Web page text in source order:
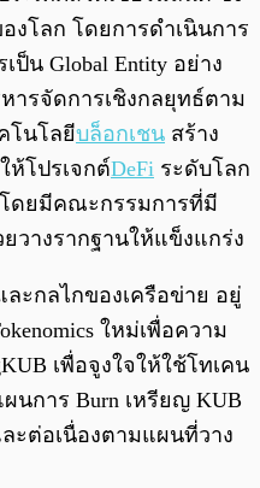
งโลก โดยการดำเนินการ
ป็น Global Entity อย่าง
ารจัดการเชิงกลยุทธ์ตาม
โนโลยีบล็อกเชน สร้าง
ห้โปรเจกต์DeFi ระดับโลก
ดยมีคณะกรรมการที่มี
วางรากฐานให้แข็งแกร่ง
ละกลไกของเครือข่าย อยู่
ใหม่เพื่อความ
เพื่อจูงใจให้ใช้โทเคน
การ Burn เหรียญ KUB
ะต่อเนื่องตามแผนที่วาง